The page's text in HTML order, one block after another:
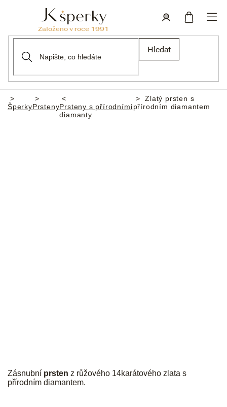
Hledat
Domů
ŠperkyPrstenyPrsteny s přírodními
diamanty
Zlatý prsten s
přírodním diamantem
Zásnubní prsten z růžového 14karátového zlata s
přírodním diamantem.